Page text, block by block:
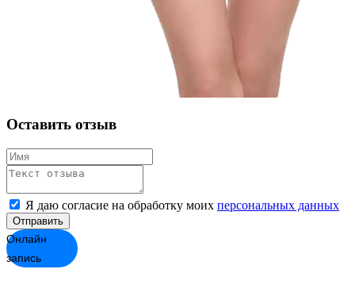
Оставить отзыв
Я даю согласие на обработку моих персональных данных
Отправить